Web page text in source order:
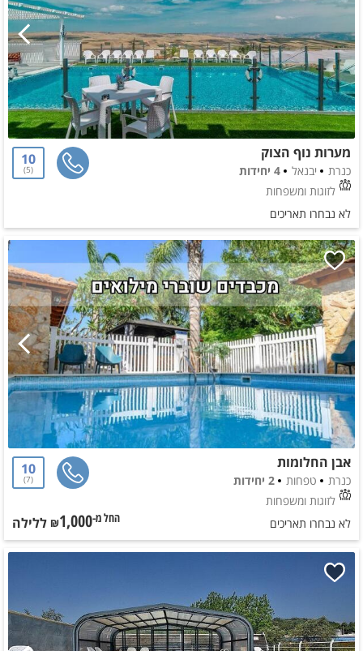
מערות נוף הצוק
כנרת יבנאל
4 יחידות
לזוגות ומשפחות
10
5
לא נבחרו תאריכים
אבן החלומות
כנרת טפחות
2 יחידות
לזוגות ומשפחות
10
7
לא נבחרו תאריכים החל מ-₪1,000 ללילה